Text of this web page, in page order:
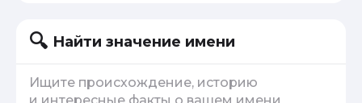
Найти значение имени
Ищите происхождение, историю